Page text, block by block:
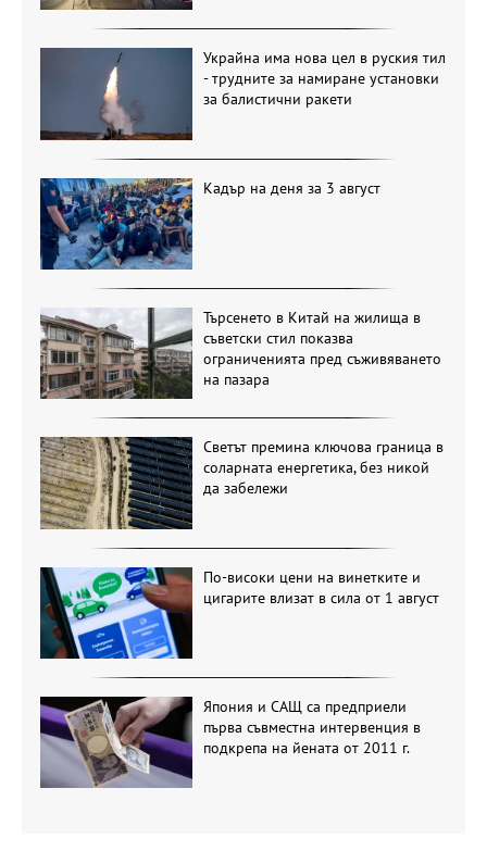
Украйна има нова цел в руския тил
- трудните за намиране установки
за балистични ракети
Кадър на деня за 3 август
Търсенето в Китай на жилища в
съветски стил показва
ограниченията пред съживяването
на пазара
Светът премина ключова граница в
соларната енергетика, без никой
да забележи
По-високи цени на винетките и
цигарите влизат в сила от 1 август
Япония и САЩ са предприели
първа съвместна интервенция в
подкрепа на йената от 2011 г.